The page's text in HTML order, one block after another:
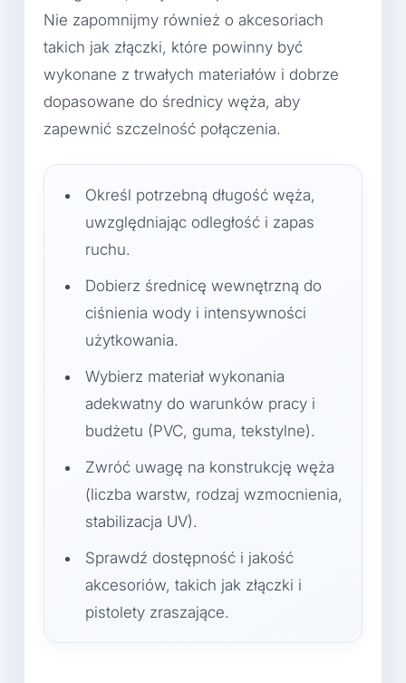
Nie zapomnijmy również o akcesoriach
takich jak złączki, które powinny być
wykonane z trwałych materiałów i dobrze
dopasowane do średnicy węża, aby
zapewnić szczelność połączenia.
Określ potrzebną długość węża,
uwzględniając odległość i zapas
ruchu.
Dobierz średnicę wewnętrzną do
ciśnienia wody i intensywności
użytkowania.
Wybierz materiał wykonania
adekwatny do warunków pracy i
budżetu (PVC, guma, tekstylne).
Zwróć uwagę na konstrukcję węża
(liczba warstw, rodzaj wzmocnienia,
stabilizacja UV).
Sprawdź dostępność i jakość
akcesoriów, takich jak złączki i
pistolety zraszające.